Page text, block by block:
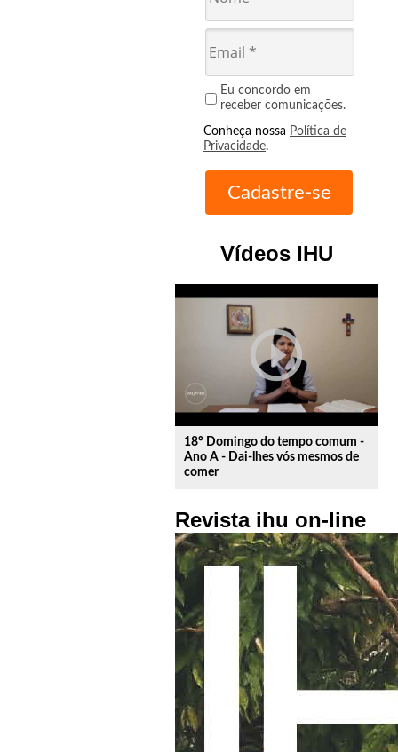
Eu concordo em
receber comunicações.
Conheça nossa Política de
Privacidade.
Vídeos IHU
play_circle_outline
18º Domingo do tempo comum -
Ano A - Dai-lhes vós mesmos de
comer
Revista ihu on-line